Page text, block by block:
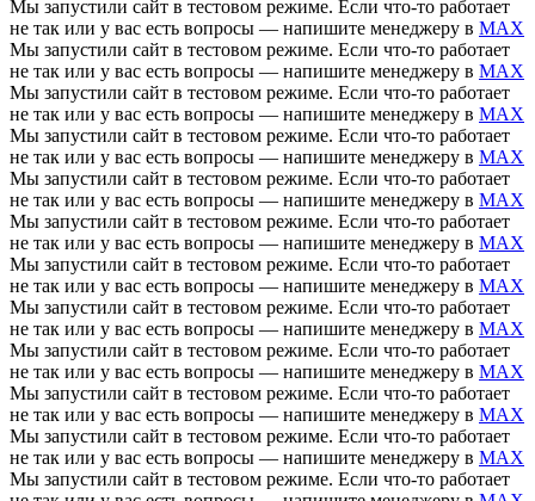
Мы запустили сайт в тестовом режиме. Если что-то работает
не так или у вас есть вопросы — напишите менеджеру в MAX
Мы запустили сайт в тестовом режиме. Если что-то работает
не так или у вас есть вопросы — напишите менеджеру в MAX
Мы запустили сайт в тестовом режиме. Если что-то работает
не так или у вас есть вопросы — напишите менеджеру в MAX
Мы запустили сайт в тестовом режиме. Если что-то работает
не так или у вас есть вопросы — напишите менеджеру в MAX
Мы запустили сайт в тестовом режиме. Если что-то работает
не так или у вас есть вопросы — напишите менеджеру в MAX
Мы запустили сайт в тестовом режиме. Если что-то работает
не так или у вас есть вопросы — напишите менеджеру в MAX
Мы запустили сайт в тестовом режиме. Если что-то работает
не так или у вас есть вопросы — напишите менеджеру в MAX
Мы запустили сайт в тестовом режиме. Если что-то работает
не так или у вас есть вопросы — напишите менеджеру в MAX
Мы запустили сайт в тестовом режиме. Если что-то работает
не так или у вас есть вопросы — напишите менеджеру в MAX
Мы запустили сайт в тестовом режиме. Если что-то работает
не так или у вас есть вопросы — напишите менеджеру в MAX
Мы запустили сайт в тестовом режиме. Если что-то работает
не так или у вас есть вопросы — напишите менеджеру в MAX
Мы запустили сайт в тестовом режиме. Если что-то работает